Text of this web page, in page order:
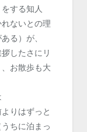
する知人
ないとの理
る）が、
したさにリ
お散歩も大
りはずっと
ちに泊まっ